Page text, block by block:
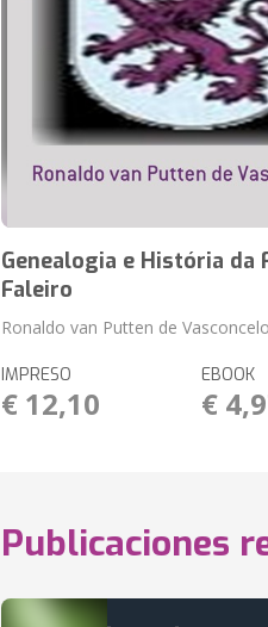
Genealogia e História da
Faleiro
Ronaldo van Putten de
IMPRESO
€ 12,10
EBOOK
€
Publicaciones